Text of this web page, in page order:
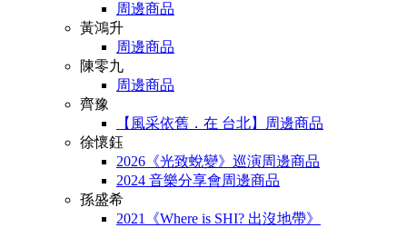
周邊商品
黃鴻升
周邊商品
陳零九
周邊商品
齊豫
【風采依舊．在 台北】周邊商品
徐懷鈺
2026《光致蛻變》巡演周邊商品
2024 音樂分享會周邊商品
孫盛希
2021《Where is SHI? 出沒地帶》